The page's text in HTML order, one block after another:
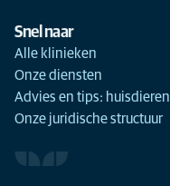
Snel naar
Alle klinieken
Onze diensten
Advies en tips: huisdieren
Onze juridische structuur